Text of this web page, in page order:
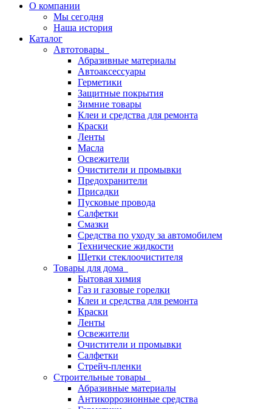
О компании
Мы сегодня
Наша история
Каталог
Автотовары
Абразивные материалы
Автоаксессуары
Герметики
Защитные покрытия
Зимние товары
Клеи и средства для ремонта
Краски
Ленты
Масла
Освежители
Очистители и промывки
Предохранители
Присадки
Пусковые провода
Салфетки
Смазки
Средства по уходу за автомобилем
Технические жидкости
Щетки стеклоочистителя
Товары для дома
Бытовая химия
Газ и газовые горелки
Клеи и средства для ремонта
Краски
Ленты
Освежители
Очистители и промывки
Салфетки
Стрейч-пленки
Строительные товары
Абразивные материалы
Антикоррозионные средства